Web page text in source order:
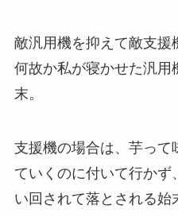
敵汎用機を抑えて敵支援
何故か私が寝かせた汎用
末。
支援機の場合は、芋って
ていくのに付いて行かず
い回されて落とされる始